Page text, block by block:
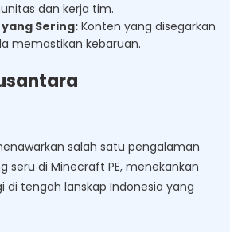
dan kerja tim.
Sering: Konten yang disegarkan
memastikan kebaruan.
salah satu pengalaman
seru di Minecraft PE, menekankan
di tengah lanskap Indonesia yang